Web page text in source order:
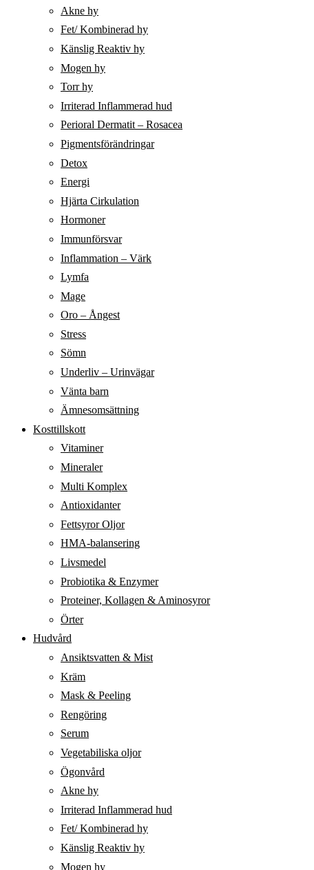
Akne hy
Fet/ Kombinerad hy
Känslig Reaktiv hy
Mogen hy
Torr hy
Irriterad Inflammerad hud
Perioral Dermatit – Rosacea
Pigmentsförändringar
Detox
Energi
Hjärta Cirkulation
Hormoner
Immunförsvar
Inflammation – Värk
Lymfa
Mage
Oro – Ångest
Stress
Sömn
Underliv – Urinvägar
Vänta barn
Ämnesomsättning
Kosttillskott
Vitaminer
Mineraler
Multi Komplex
Antioxidanter
Fettsyror Oljor
HMA-balansering
Livsmedel
Probiotika & Enzymer
Proteiner, Kollagen & Aminosyror
Örter
Hudvård
Ansiktsvatten & Mist
Kräm
Mask & Peeling
Rengöring
Serum
Vegetabiliska oljor
Ögonvård
Akne hy
Irriterad Inflammerad hud
Fet/ Kombinerad hy
Känslig Reaktiv hy
Mogen hy